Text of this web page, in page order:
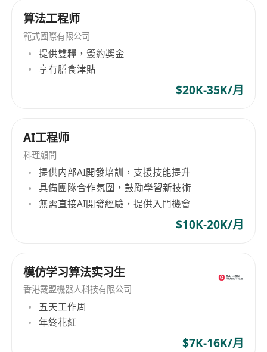
算法工程师
範式國際有限公司
提供雙糧，簽約獎金
享有膳食津貼
$20K-35K/月
AI工程师
科理顧問
提供内部AI開發培訓，支援技能提升
具備團隊合作氛圍，鼓勵學習新技術
無需直接AI開發經驗，提供入門機會
$10K-20K/月
模仿学习算法实习生
香港戴盟機器人科技有限公司
五天工作周
年終花紅
$7K-16K/月